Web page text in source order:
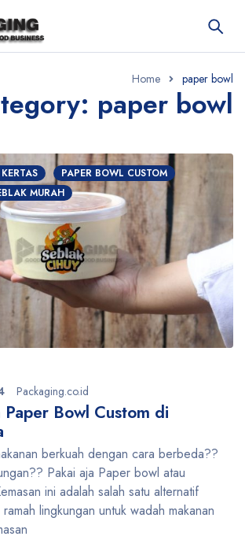
Home paper bowl
paper bowl
PAPER BOWL CUSTOM
MURAH
Packaging.co.id
Bowl Custom di
berkuah dengan cara berbeda??
Pakai aja Paper bowl atau
ini adalah salah satu alternatif
lingkungan untuk wadah makanan